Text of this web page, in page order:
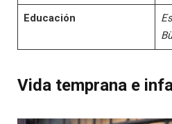
Educación
Vida temprana e